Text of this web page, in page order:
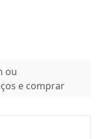
ou
e comprar